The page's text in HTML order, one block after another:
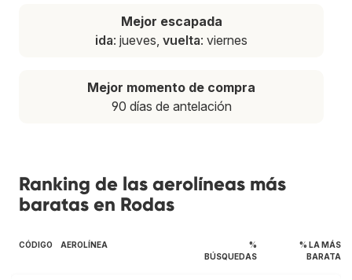
Mejor escapada
ida: jueves, vuelta: viernes
Mejor momento de compra
90 días de antelación
Ranking de las aerolíneas más
baratas en Rodas
CÓDIGO AEROLÍNEA
%
BÚSQUEDAS
% LA MÁS
BARATA